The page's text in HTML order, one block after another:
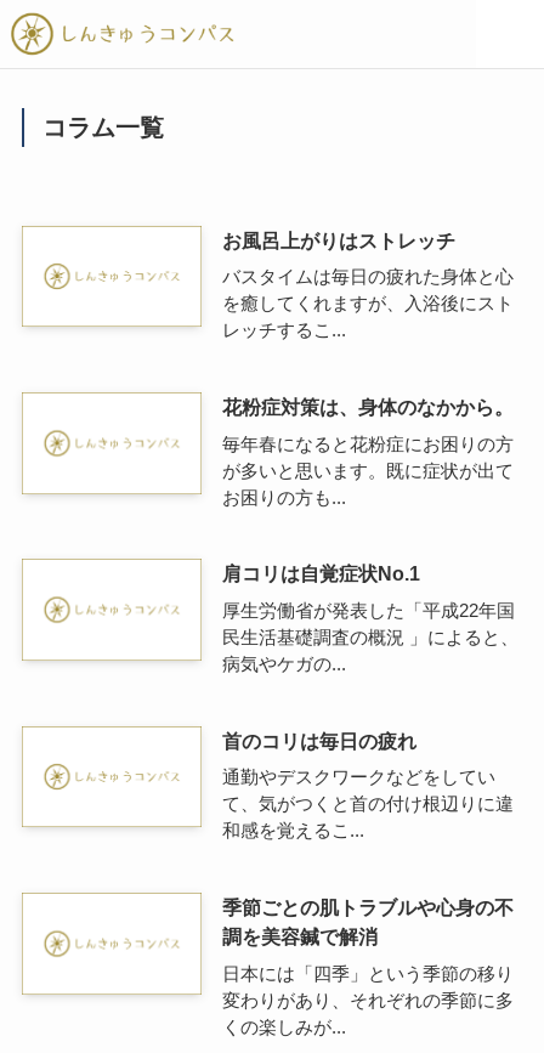
コラム一覧
お風呂上がりはストレッチ
バスタイムは毎日の疲れた身体と心
を癒してくれますが、入浴後にスト
レッチするこ...
花粉症対策は、身体のなかから。
毎年春になると花粉症にお困りの方
が多いと思います。既に症状が出て
お困りの方も...
肩コリは自覚症状No.1
厚生労働省が発表した「平成22年国
民生活基礎調査の概況 」によると、
病気やケガの...
首のコリは毎日の疲れ
通勤やデスクワークなどをしてい
て、気がつくと首の付け根辺りに違
和感を覚えるこ...
季節ごとの肌トラブルや心身の不
調を美容鍼で解消
日本には「四季」という季節の移り
変わりがあり、それぞれの季節に多
くの楽しみが...